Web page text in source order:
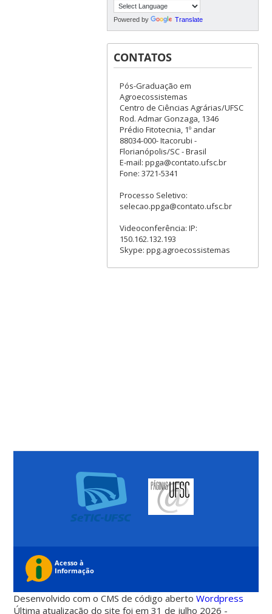
Powered by Translate
CONTATOS
Pós-Graduação em
Agroecossistemas
Centro de Ciências Agrárias/UFSC
Rod. Admar Gonzaga, 1346
Prédio Fitotecnia, 1º andar
88034-000- Itacorubi -
Florianópolis/SC - Brasil
E-mail: ppga@contato.ufsc.br
Fone: 3721-5341
Processo Seletivo:
selecao.ppga@contato.ufsc.br
Videoconferência: IP:
150.162.132.193
Skype: ppg.agroecossistemas
Desenvolvido com o CMS de código abertoWordpress
Última atualização do site foi em 31 de julho 2026 -